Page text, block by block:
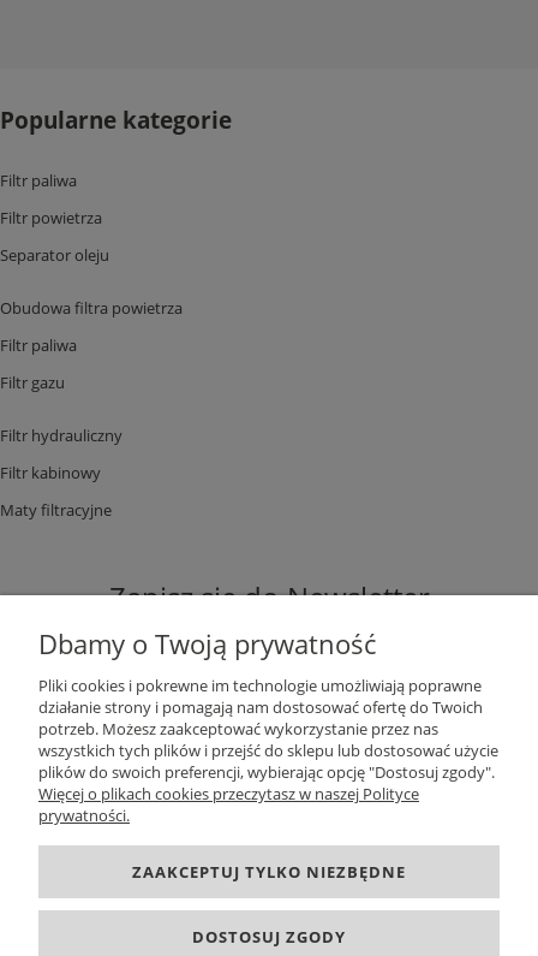
Popularne kategorie
Filtr paliwa
Filtr powietrza
Separator oleju
Obudowa filtra powietrza
Filtr paliwa
Filtr gazu
Filtr hydrauliczny
Filtr kabinowy
Maty filtracyjne
Zapisz się do Newsletter
ZAPISZ SIĘ
Dbamy o Twoją prywatność
Pliki cookies i pokrewne im technologie umożliwiają poprawne
działanie strony i pomagają nam dostosować ofertę do Twoich
potrzeb. Możesz zaakceptować wykorzystanie przez nas
wszystkich tych plików i przejść do sklepu lub dostosować użycie
plików do swoich preferencji, wybierając opcję "Dostosuj zgody".
Więcej o plikach cookies przeczytasz w naszej Polityce
prywatności.
ZAAKCEPTUJ TYLKO NIEZBĘDNE
DOSTOSUJ ZGODY